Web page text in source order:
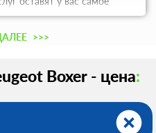
>>>
Boxer - цена: